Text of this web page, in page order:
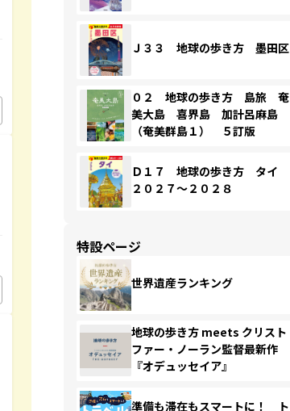
Ｊ３３ 地球の歩き方 墨田区
０２ 地球の歩き方 島旅 奄
美大島 喜界島 加計呂麻島
（奄美群島１） ５訂版
Ｄ１７ 地球の歩き方 タイ
２０２７～２０２８
特設ページ
世界遺産ランキング
地球の歩き方 meets クリスト
ファー・ノーラン監督最新作
『オデュッセイア』
準備も滞在もスマートに！ ト